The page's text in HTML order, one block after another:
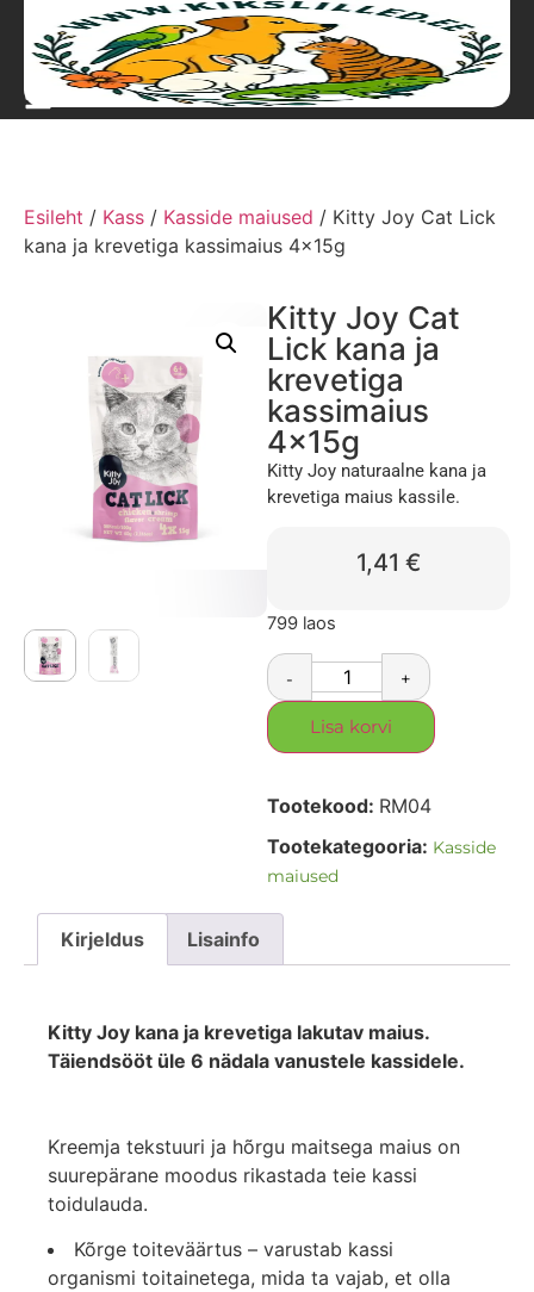
Esileht / Kass / Kasside maiused / Kitty Joy Cat Lick
kana ja krevetiga kassimaius 4x15g
Kitty Joy Cat
Lick kana ja
krevetiga
kassimaius
4x15g
Kitty Joy naturaalne kana ja
krevetiga maius kassile.
1,41 €
799 laos
- +
Lisa korvi
Tootekood: RM04
Tootekategooria: Kasside
maiused
Kirjeldus Lisainfo
Kitty Joy kana ja krevetiga lakutav maius.
Täiendsööt üle 6 nädala vanustele kassidele.
Kreemja tekstuuri ja hõrgu maitsega maius on
suurepärane moodus rikastada teie kassi
toidulauda.
Kõrge toiteväärtus – varustab kassi
organismi toitainetega, mida ta vajab, et olla